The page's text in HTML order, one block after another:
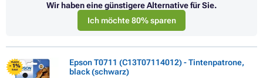
Wir haben eine günstigere Alternative für Sie.
Ich möchte 80% sparen
FLASH
- 1%
SALE
Epson T0711 (C13T07114012) - Tintenpatrone,
black (schwarz)